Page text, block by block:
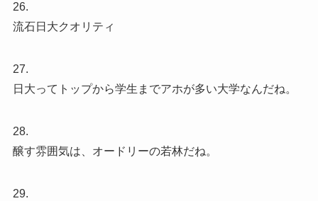
26.
流石日大クオリティ
27.
日大ってトップから学生までアホが多い大学なんだね。
28.
醸す雰囲気は、オードリーの若林だね。
29.